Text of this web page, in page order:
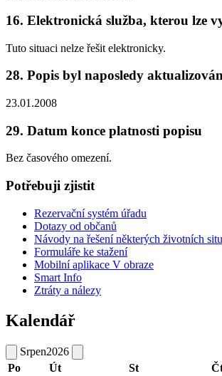
16. Elektronická služba, kterou lze
Tuto situaci nelze řešit elektronicky.
28. Popis byl naposledy
23.01.2008
29. Datum konce platnosti popisu
Bez časového omezení.
Potřebuji zjistit
Rezervační systém úřadu
Dotazy od občanů
Návody na řešení některých životních
Formuláře ke stažení
Mobilní aplikace V obraze
Smart Info
Ztráty a nálezy
Kalendář
Srpen2026
Po
Út St